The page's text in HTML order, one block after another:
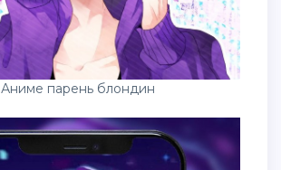
Аниме парень блондин